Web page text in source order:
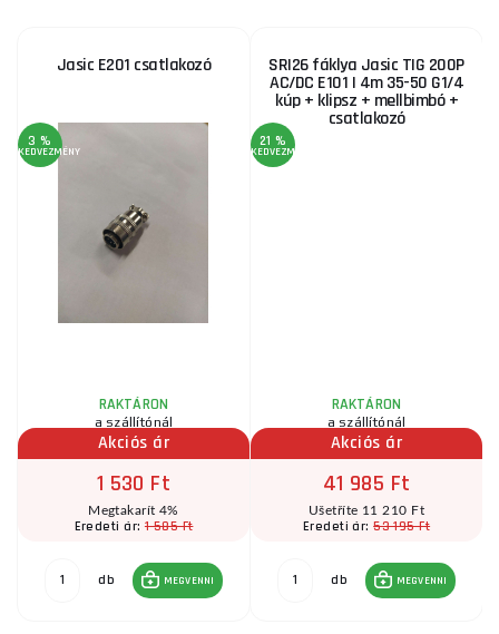
Jasic E201 csatlakozó
3 %
KEDVEZMÉNY
RAKTÁRON
a szállítónál
Akciós ár
1 530 Ft
Megtakarít 4%
Eredeti ár:1 585 Ft
db MEGVENNI
SRI26 fáklya Jasic TIG 200P
AC/DC E101 | 4m 35-50 G1/4
kúp + klipsz + mellbimbó +
csatlakozó
21 %
KEDVEZMÉNY
RAKTÁRON
a szállítónál
Akciós ár
41 985 Ft
Ušetříte 11 210 Ft
Eredeti ár:53 195 Ft
db MEGVENNI